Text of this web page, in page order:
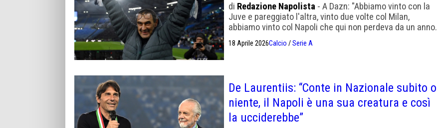
di Redazione Napolista - A Dazn: "Abbiamo vinto con la
Juve e pareggiato l'altra, vinto due volte col Milan,
abbiamo vinto col Napoli che qui non perdeva da un anno.
dei singoli".
18 Aprile 2026Calcio /Serie A
De Laurentiis: “Conte in Nazionale subito o
niente, il Napoli è una sua creatura e così
la ucciderebbe”